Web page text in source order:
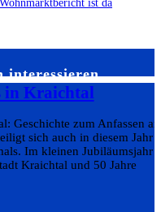
interessieren…
in Kraichtal
Geschichte zum Anfassen
sich auch in diesem Jahr
Im kleinen Jubiläumsjahr
Kraichtal und 50 Jahre